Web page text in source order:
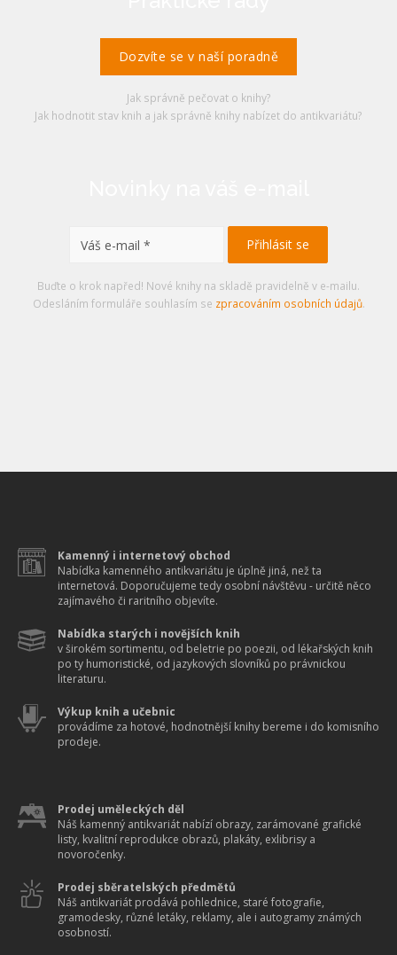
Dozvíte se v naší poradně
Jak správně pečovat o knihy?
Jak hodnotit stav knih a jak správně knihy nabízet do antikvariátu?
Buďte o krok napřed! Nové knihy na skladě pravidelně v e-mailu.
Odesláním formuláře souhlasím se zpracováním osobních údajů.
Kamenný i internetový obchod
Nabídka kamenného antikvariátu je úplně jiná, než ta
internetová. Doporučujeme tedy osobní návštěvu - určitě něco
zajímavého či raritního objevíte.
Nabídka starých i novějších knih
v širokém sortimentu, od beletrie po poezii, od lékařských knih
po ty humoristické, od jazykových slovníků po právnickou
literaturu.
Výkup knih a učebnic
provádíme za hotové, hodnotnější knihy bereme i do komisního
prodeje.
Prodej uměleckých děl
Náš kamenný antikvariát nabízí obrazy, zarámované grafické
listy, kvalitní reprodukce obrazů, plakáty, exlibrisy a
novoročenky.
Prodej sběratelských předmětů
Náš antikvariát prodává pohlednice, staré fotografie,
gramodesky, různé letáky, reklamy, ale i autogramy známých
osobností.